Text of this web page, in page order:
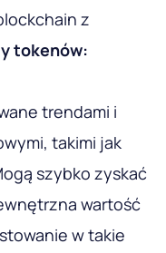
z
tokenów:
trendami i
takimi jak
szybko zyskać
wartość
w takie